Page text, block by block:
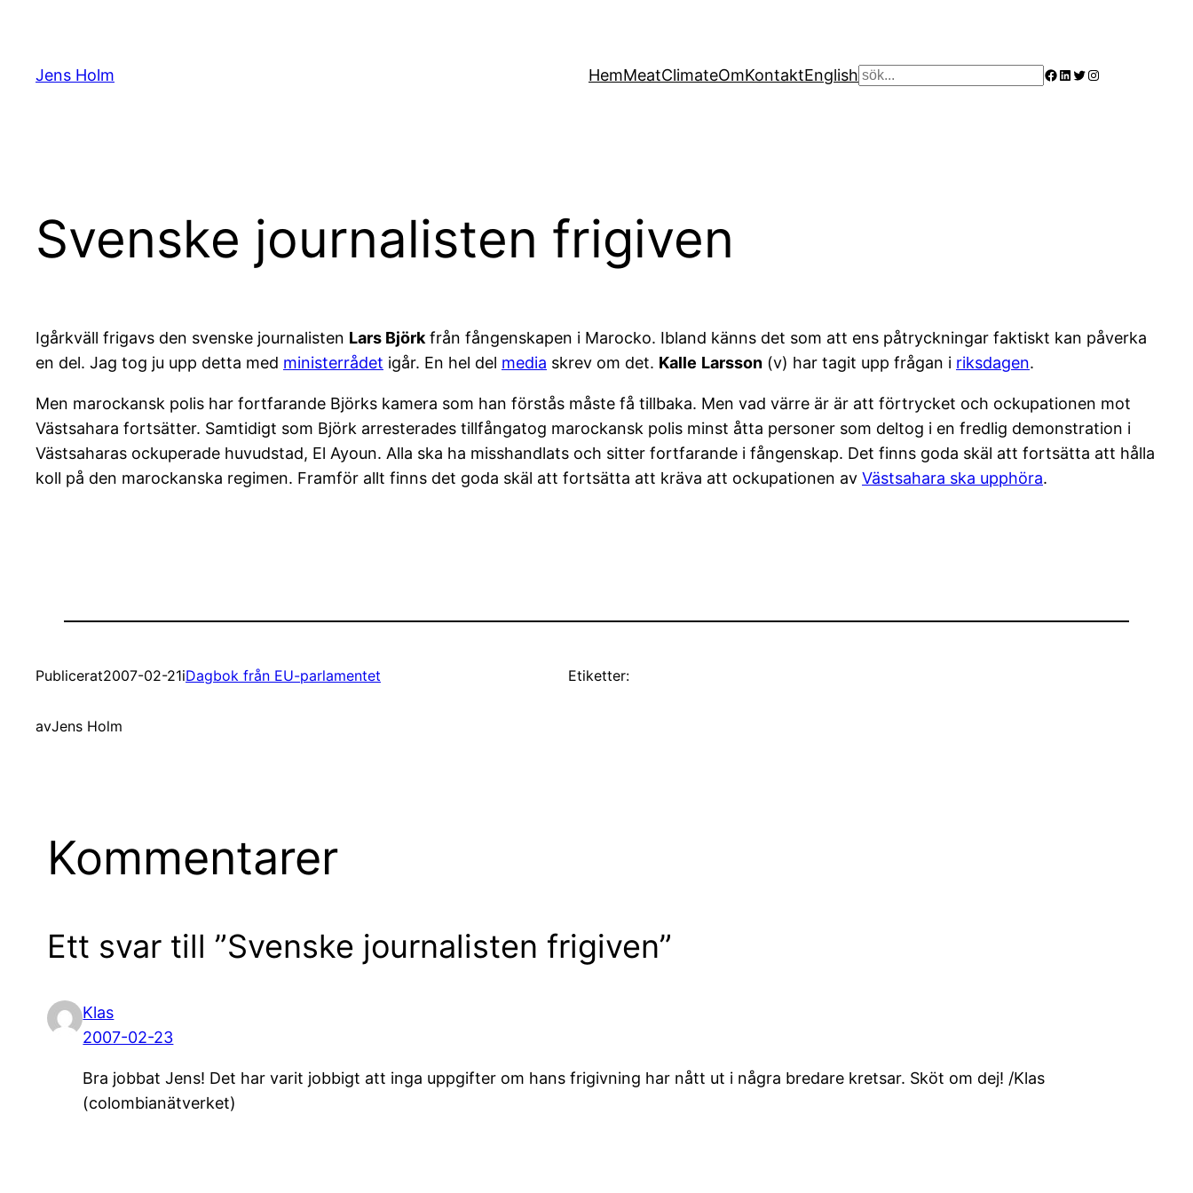
innehåll
Jens Holm HemMeatClimateOmKontaktEnglish Sök Facebook
LinkedIn
Twitter
Instagram
Svenske journalisten frigiven
Igårkväll frigavs den svenske journalisten Lars Björkfrån fångenskapen i Marocko. Ibland känns det som att ens påtryckningar faktiskt kan påverka
en del. Jag tog ju upp detta med ministerrådet igår. En hel del media skrev om det. Kalle Larsson (v) har tagit upp frågan i riksdagen.
Men marockansk polis har fortfarande Björks kamera som han förstås måste få tillbaka. Men vad värre är är att förtrycket och ockupationen mot
Västsahara fortsätter. Samtidigt som Björk arresterades tillfångatog marockansk polis minst åtta personer som deltog i en fredlig demonstration i
Västsaharas ockuperade huvudstad, El Ayoun. Alla ska ha misshandlats och sitter fortfarande i fångenskap. Det finns goda skäl att fortsätta att hålla
koll på den marockanska regimen. Framför allt finns det goda skäl att fortsätta att kräva att ockupationen av Västsahara ska upphöra.
Publicerat2007-02-21iDagbok från EU-parlamentet
avJens Holm
Etiketter:
Kommentarer
Ett svar till ”Svenske journalisten frigiven”
Klas
2007-02-23
Bra jobbat Jens! Det har varit jobbigt att inga uppgifter om hans frigivning har nått ut i några bredare kretsar. Sköt om dej! /Klas
(colombianätverket)